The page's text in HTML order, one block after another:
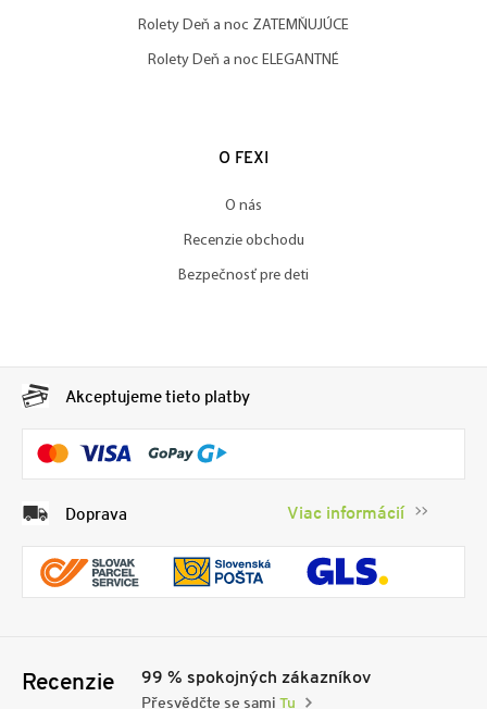
Rolety Deň a noc ZATEMŇUJÚCE
Rolety Deň a noc ELEGANTNÉ
O FEXI
O nás
Recenzie obchodu
Bezpečnosť pre deti
Akceptujeme tieto platby
Doprava Viac informácií
Recenzie 99 % spokojných zákazníkov
Přesvědčte se sami Tu